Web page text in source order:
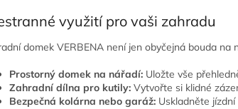
využití pro vaši zahradu
domek VERBENA není jen obyčejná bouda
Prostorný domek na nářadí: Uložte vše
Zahradní dílna pro kutily: Vytvořte si klidné
Bezpečná kolárna nebo garáž: Uskladněte